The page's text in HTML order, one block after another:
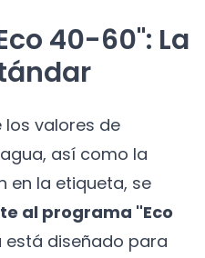
40-60": La
los valores de
así como la
en la etiqueta, se
al programa "Eco
está diseñado para